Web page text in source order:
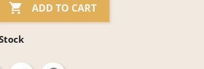
 ADD TO CART